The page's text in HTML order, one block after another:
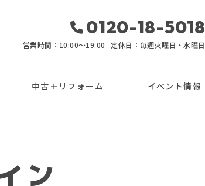
0120-18-5018
営業時間：10:00〜19:00 定休日：毎週火曜日・水曜日
中古＋リフォーム イベント情報
ン